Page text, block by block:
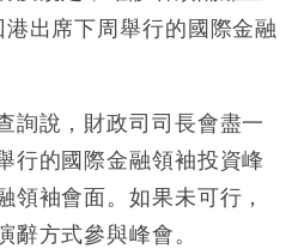
出席下周舉行的國際金融
詢說，財政司司長會盡一
行的國際金融領袖投資峰
領袖會面。如果未可行，
辭方式參與峰會。